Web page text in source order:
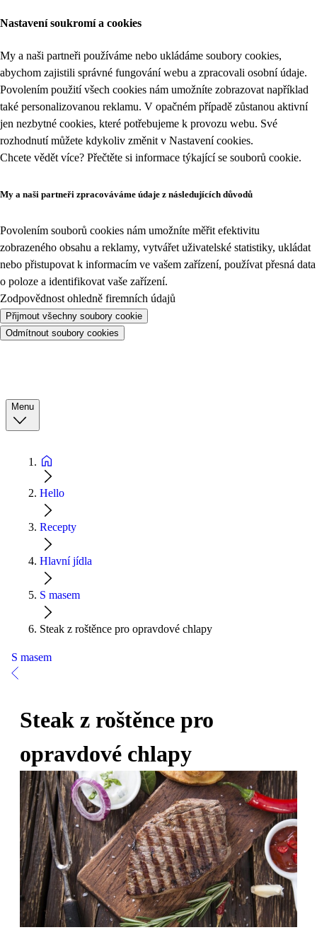
Nastavení soukromí a cookies
My a naši partneři používáme nebo ukládáme soubory cookies,
abychom zajistili správné fungování webu a zpracovali osobní údaje.
Povolením použití všech cookies nám umožníte zobrazovat například
také personalizovanou reklamu. V opačném případě zůstanou aktivní
jen nezbytné cookies, které potřebujeme k provozu webu. Své
rozhodnutí můžete kdykoliv změnit v Nastavení cookies.
Chcete vědět více? Přečtěte si informace týkající se souborů cookie.
My a naši partneři zpracováváme údaje z následujících důvodů
Povolením souborů cookies nám umožníte měřit efektivitu
zobrazeného obsahu a reklamy, vytvářet uživatelské statistiky, ukládat
nebo přistupovat k informacím ve vašem zařízení, používat přesná data
o poloze a identifikovat vaše zařízení.
Zodpovědnost ohledně firemních údajů
Přijmout všechny soubory cookie
Odmítnout soubory cookies
Menu
Hello
Recepty
Hlavní jídla
S masem
Steak z roštěnce pro opravdové chlapy
S masem
Steak z roštěnce pro
opravdové chlapy